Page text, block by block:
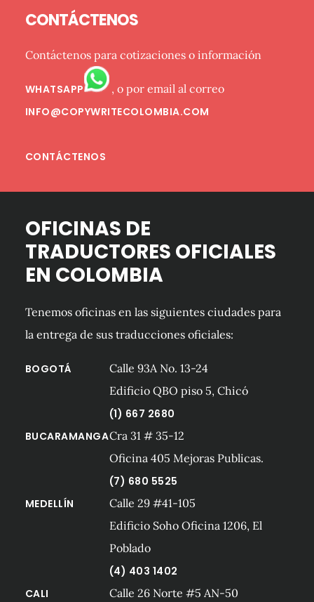
lateral
CONTÁCTENOS
Contáctenos para cotizaciones o información
WHATSAPP
, o por email al correo
INFO@COPYWRITECOLOMBIA.COM
CONTÁCTENOS
OFICINAS DE
TRADUCTORES OFICIALES
EN COLOMBIA
Tenemos oficinas en las siguientes ciudades para
la entrega de sus traducciones oficiales:
BOGOTÁ
Calle 93A No. 13-24
Edificio QBO piso 5, Chicó
(1) 667 2680
BUCARAMANGACra 31 # 35-12
Oficina 405 Mejoras Publicas.
(7) 680 5525
MEDELLÍN
Calle 29 #41-105
Edificio Soho Oficina 1206, El
Poblado
(4) 403 1402
CALI
Calle 26 Norte #5 AN-50